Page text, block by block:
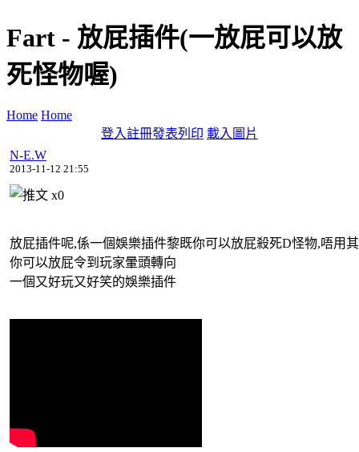
Fart - 放屁插件(一放屁可以放
死怪物喔)
Home Home
登入註冊發表列印 載入圖片
N-E.W
2013-11-12 21:55
x0
放屁插件呢,係一個娛樂插件黎既你可以放屁殺死D怪物,唔用
你可以放屁令到玩家暈頭轉向
一個又好玩又好笑的娛樂插件